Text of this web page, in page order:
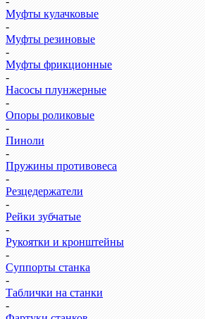
Муфты кулачковые
-
Муфты резиновые
-
Муфты фрикционные
-
Насосы плунжерные
-
Опоры роликовые
-
Пиноли
-
Пружины противовеса
-
Резцедержатели
-
Рейки зубчатые
-
Рукоятки и кронштейны
-
Суппорты станка
-
Таблички на станки
-